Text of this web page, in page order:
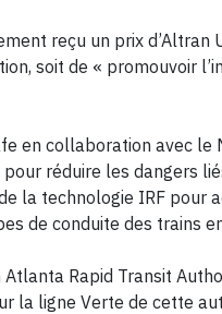
reçu un prix
soit de « promouvoir
en collaboration avec le
réduire les dangers
la technologie IRF pour
de conduite des trains
Rapid Transit
la ligne Verte de cette